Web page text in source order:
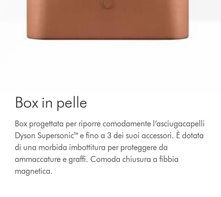
Box in pelle
Box progettata per riporre comodamente l’asciugacapelli
Dyson Supersonic™ e fino a 3 dei suoi accessori. È dotata
di una morbida imbottitura per proteggere da
ammaccature e graffi. Comoda chiusura a fibbia
magnetica.